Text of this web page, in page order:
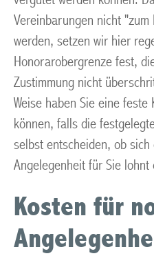
Vereinbarungen nicht
werden, setzen wir hier
Honorarobergrenze fest,
Zustimmung nicht
Weise haben Sie eine
können, falls die
selbst entscheiden, ob
Angelegenheit für Sie lohnt
Kosten für